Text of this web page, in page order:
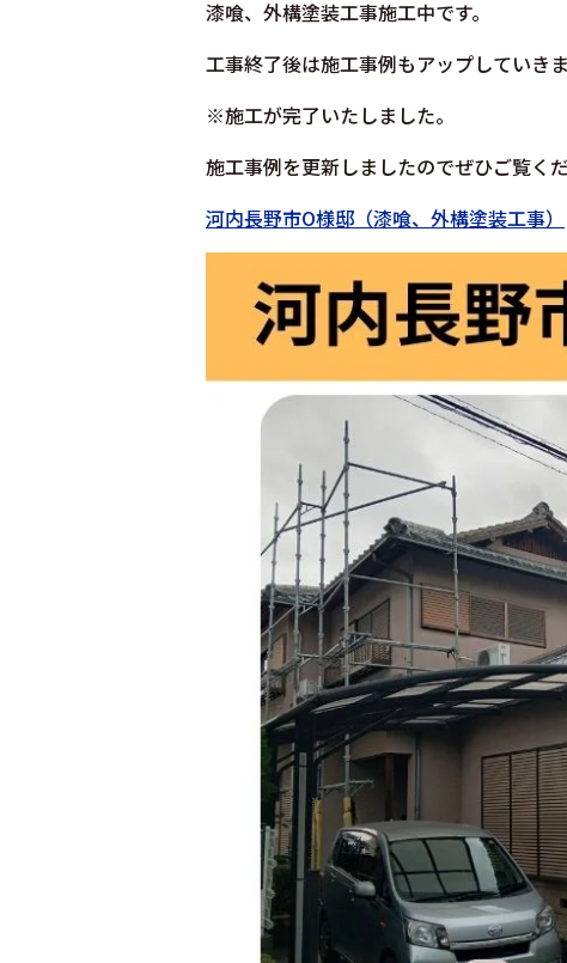
漆喰、外構塗装工事施工中です。
工事終了後は施工事例もアップしていき
※施工が完了いたしました。
施工事例を更新しましたのでぜひご覧く
河内長野市O様邸（漆喰、外構塗装工事）